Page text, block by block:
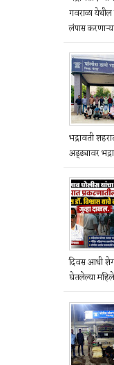
गवराळा येथील
लंपास
भद्रावती
अड्ड्यावर
दिवस आधी
घेतलेल्या